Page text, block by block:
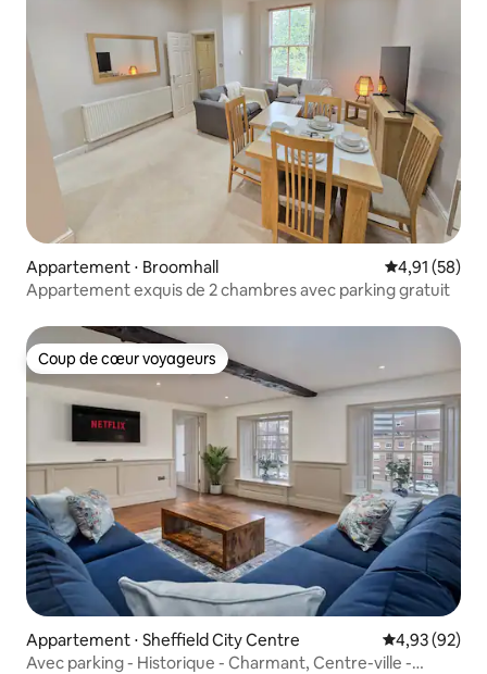
Appartement ⋅ Broomhall Évaluation
4,91 (58)
Appartement exquis de 2 chambres avec parking gratuit
Coup de cœur voyageurs
Coup de cœur voyageurs
Appartement ⋅ Sheffield City Centre Évaluation
4,93 (92)
Avec parking - Historique - Charmant, Centre-ville -